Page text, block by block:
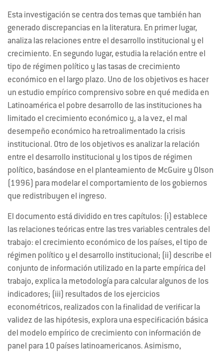
Esta investigación se centra dos temas que también han
generado discrepancias en la literatura. En primer lugar,
analiza las relaciones entre el desarrollo institucional y el
crecimiento. En segundo lugar, estudia la relación entre el
tipo de régimen político y las tasas de crecimiento
económico en el largo plazo. Uno de los objetivos es hacer
un estudio empírico comprensivo sobre en qué medida en
Latinoamérica el pobre desarrollo de las instituciones ha
limitado el crecimiento económico y, a la vez, el mal
desempeño económico ha retroalimentado la crisis
institucional. Otro de los objetivos es analizar la relación
entre el desarrollo institucional y los tipos de régimen
político, basándose en el planteamiento de McGuire y Olson
(1996) para modelar el comportamiento de los gobiernos
que redistribuyen el ingreso.
El documento está dividido en tres capítulos: (i) establece
las relaciones teóricas entre las tres variables centrales del
trabajo: el crecimiento económico de los países, el tipo de
régimen político y el desarrollo institucional; (ii) describe el
conjunto de información utilizado en la parte empírica del
trabajo, explica la metodología para calcular algunos de los
indicadores; (iii) resultados de los ejercicios
econométricos, realizados con la finalidad de verificar la
validez de las hipótesis, explora una especificación básica
del modelo empírico de crecimiento con información de
panel para 10 países latinoamericanos. Asimismo,